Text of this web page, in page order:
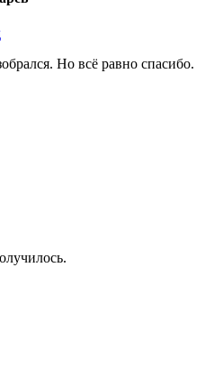
Но всё равно спасибо.